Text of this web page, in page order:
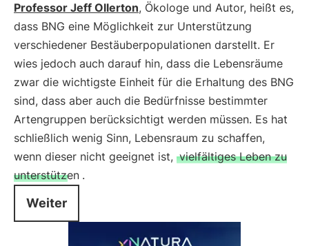
Professor Jeff Ollerton, Ökologe und Autor, heißt es,
dass BNG eine Möglichkeit zur Unterstützung
verschiedener Bestäuberpopulationen darstellt. Er
wies jedoch auch darauf hin, dass die Lebensräume
zwar die wichtigste Einheit für die Erhaltung des BNG
sind, dass aber auch die Bedürfnisse bestimmter
Artengruppen berücksichtigt werden müssen. Es hat
schließlich wenig Sinn, Lebensraum zu schaffen,
wenn dieser nicht geeignet ist, vielfältiges Leben zu
unterstützen .
Weiter